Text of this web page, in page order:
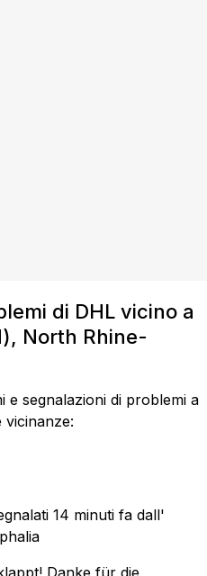
di DHL vicino a
North Rhine-
e segnalazioni di problemi a
vicinanze:
14 minuti fa dall'
Danke für die